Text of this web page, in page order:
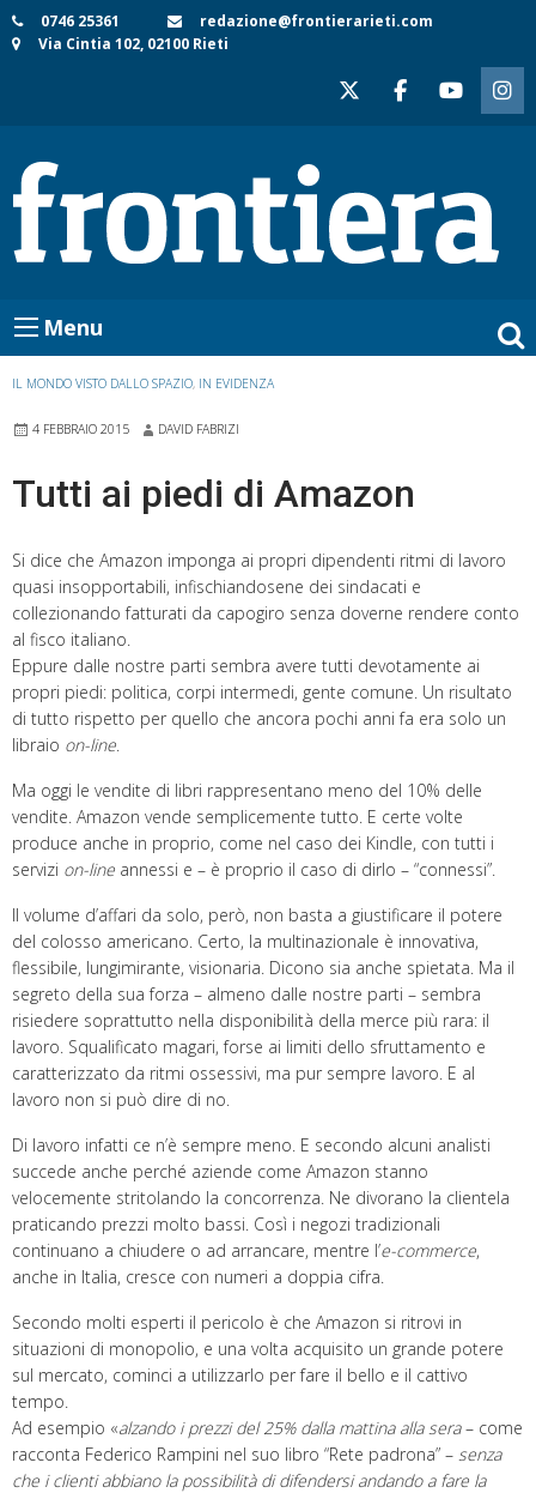
Skip
to
0746 25361
redazione@frontierarieti.com
Via Cintia 102, 02100 Rieti
Menu
IL MONDO VISTO DALLO SPAZIO, IN EVIDENZA
4 FEBBRAIO 2015 DAVID FABRIZI
Tutti ai piedi di Amazon
Si dice che Amazon imponga ai propri dipendenti ritmi di lavoro
quasi insopportabili, infischiandosene dei sindacati e
collezionando fatturati da capogiro senza doverne rendere conto
al fisco italiano.
Eppure dalle nostre parti sembra avere tutti devotamente ai
propri piedi: politica, corpi intermedi, gente comune. Un risultato
di tutto rispetto per quello che ancora pochi anni fa era solo un
libraio on-line
Ma oggi le vendite di libri rappresentano meno del 10% delle
vendite. Amazon vende semplicemente tutto. E certe volte
produce anche in proprio, come nel caso dei Kindle, con tutti i
servizi on-line annessi e – è proprio il caso di dirlo – “connessi”.
Il volume d’affari da solo, però, non basta a giustificare il potere
del colosso americano. Certo, la multinazionale è innovativa,
flessibile, lungimirante, visionaria. Dicono sia anche spietata. Ma il
segreto della sua forza – almeno dalle nostre parti – sembra
risiedere soprattutto nella disponibilità della merce più rara: il
lavoro. Squalificato magari, forse ai limiti dello sfruttamento e
caratterizzato da ritmi ossessivi, ma pur sempre lavoro. E al
lavoro non si può dire di no.
Di lavoro infatti ce n’è sempre meno. E secondo alcuni analisti
succede anche perché aziende come Amazon stanno
velocemente stritolando la concorrenza. Ne divorano la clientela
praticando prezzi molto bassi. Così i negozi tradizionali
continuano a chiudere o ad arrancare, mentre l’e-commerce,
anche in Italia, cresce con numeri a doppia cifra.
Secondo molti esperti il pericolo è che Amazon si ritrovi in
situazioni di monopolio, e una volta acquisito un grande potere
sul mercato, cominci a utilizzarlo per fare il bello e il cattivo
tempo.
Ad esempio «alzando i prezzi del 25% dalla mattina alla sera– come
racconta Federico Rampini nel suo libro “Rete padrona” – senza
che i clienti abbiano la possibilità di difendersi andando a fare la